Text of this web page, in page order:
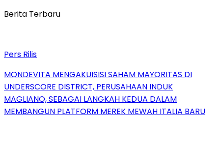
Berita Terbaru
Pers Rilis
MONDEVITA MENGAKUISISI SAHAM MAYORITAS DI
UNDERSCORE DISTRICT, PERUSAHAAN INDUK
MAGLIANO, SEBAGAI LANGKAH KEDUA DALAM
MEMBANGUN PLATFORM MEREK MEWAH ITALIA BARU